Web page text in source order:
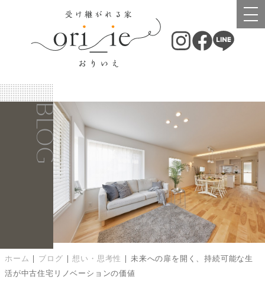
BLOG
ホーム | ブログ | 想い・思考性 | 未来への扉を開く、持続可能な生
活が中古住宅リノベーションの価値